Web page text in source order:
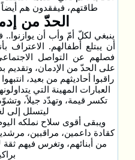
طاقتهم، فيفقدون هم
الحدّ من
ينبغي لكلّ أمّ وأب أن يوازنوا..
أن يبتلع أطفالهم. الاعتراف
فصلهم عن التواصل
على الحدّ من الإدمان، وتقديم
راقبوا أحاديثهم من بعيد،
العبارات المهينة التي
تكسر قيمة، وتهدّد جيلاً،
ليتسلل إلى
ويبقى أقوى سلاح نملكه
كقادة داعمين، مراقبين،
من أبنائهم، وتغرس فيهم